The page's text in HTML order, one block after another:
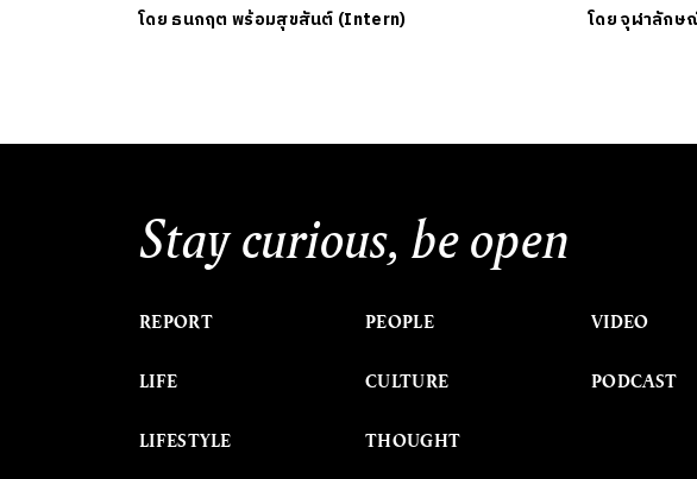
โดย ธนกฤต พร้อมสุขสันต์ (Intern) โดยจุฬาลักษ
Stay curious, be open
REPORT
LIFE
LIFESTYLE
PEOPLE
CULTURE
THOUGHT
VIDEO
PODCAST